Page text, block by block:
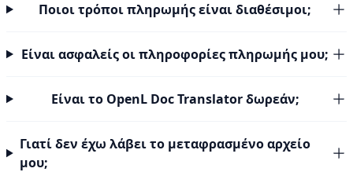
Ποιοι τρόποι πληρωμής είναι διαθέσιμοι;
Είναι ασφαλείς οι πληροφορίες πληρωμής μου;
Είναι το OpenL Doc Translator δωρεάν;
Γιατί δεν έχω λάβει το μεταφρασμένο αρχείο
μου;